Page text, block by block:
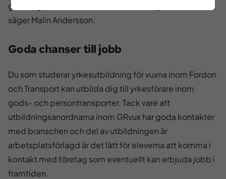
göra något annat än att köra lastbil, inte just nu i alla fall,
säger Malin Andersson.
Goda chanser till jobb
Du som studerar yrkesutbildning för vuxna inom Fordon
och Transport kan utbilda dig till yrkesförare inom
gods- och persontransporter. Tack vare att
utbildningsanordnarna inom GRvux har goda kontakter
med branschen och del av utbildningen är
arbetsplatsförlagd är det lätt för eleverna att komma i
kontakt med företag som eventuellt kan erbjuda jobb i
framtiden.